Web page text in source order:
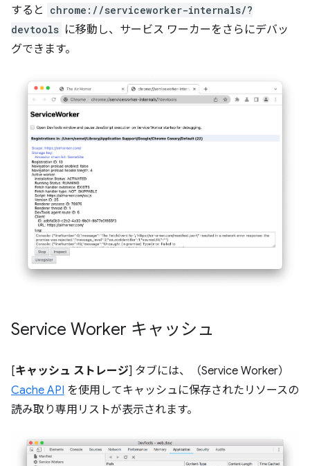
すると
chrome://serviceworker-internals/?
devtools に移動し、サービス ワーカーをさらにデバッ
グできます。
Service Worker キャッシュ
[キャッシュ ストレージ] タブには、（Service Worker）
Cache API を使用してキャッシュに保存されたリソースの
読み取り専用リストが表示されます。